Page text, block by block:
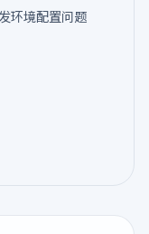
环境配置问题